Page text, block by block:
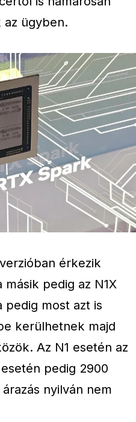
ügyben.
érkezik
másik pedig az N1X
pedig most azt is
kerülhetnek majd
Az N1 esetén az
pedig 2900
nyilván nem